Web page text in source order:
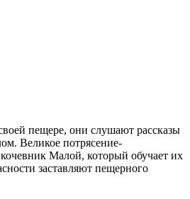
пещере, они слушают рассказы
Великое потрясение-
Малой, который обучает их
заставляют пещерного